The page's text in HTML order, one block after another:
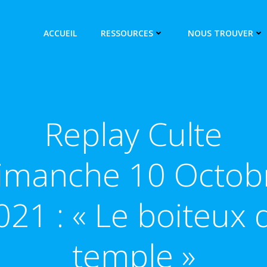
ACCUEIL RESSOURCES NOUS TROUVER
Replay Culte
10
: « Le boiteux
temple »